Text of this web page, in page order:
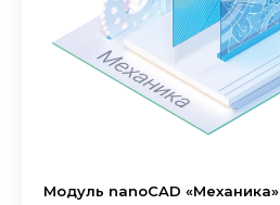
Модуль nanoCAD «Механика»